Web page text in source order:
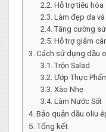
Hỗ trợ tiêu hóa
Làm đẹp da
Tăng cường
Hỗ trợ giảm
Cách sử dụng dầu
Trộn Salad
Ướp Thực
Xào Nhẹ
Làm Nước Sốt
Bảo quản dầu oliu
Tổng kết